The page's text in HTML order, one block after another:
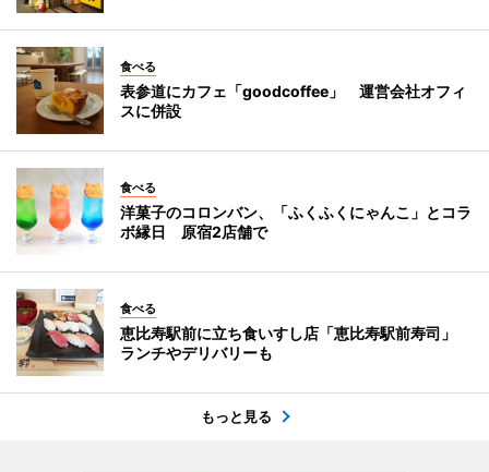
食べる
表参道にカフェ「goodcoffee」 運営会社オフィ
スに併設
食べる
洋菓子のコロンバン、「ふくふくにゃんこ」とコラ
ボ縁日 原宿2店舗で
食べる
恵比寿駅前に立ち食いすし店「恵比寿駅前寿司」
ランチやデリバリーも
もっと見る